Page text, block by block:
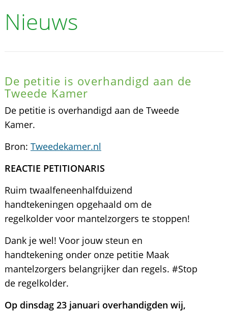
Nieuws
De petitie is overhandigd aan de
Tweede Kamer
De petitie is overhandigd aan de Tweede
Kamer.
Bron: Tweedekamer.nl
REACTIE PETITIONARIS
Ruim twaalfeneenhalfduizend
handtekeningen opgehaald om de
regelkolder voor mantelzorgers te stoppen!
Dank je wel! Voor jouw steun en
handtekening onder onze petitie Maak
mantelzorgers belangrijker dan regels. #Stop
de regelkolder.
Op dinsdag 23 januari overhandigden wij,